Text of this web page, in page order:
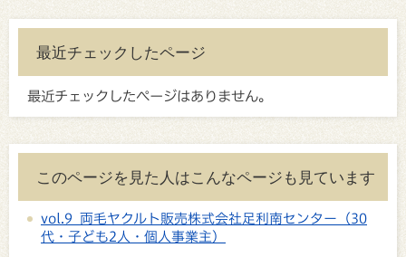
最近チェックしたページ
最近チェックしたページはありません。
このページを見た人はこんなページも見ています
vol.9 両毛ヤクルト販売株式会社足利南センター（30
代・子ども2人・個人事業主）